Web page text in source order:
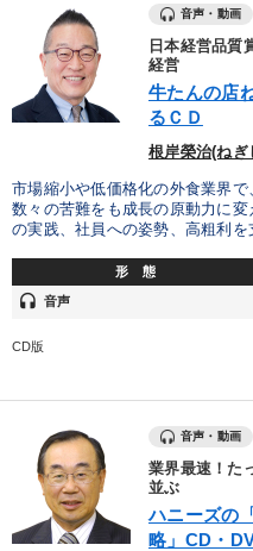
音声・動画
日本経営品質
経営
牛たんの店
るＣＤ
根岸榮治(ねぎ
市場縮小や低価格化の外食業界で
数々の苦難をも成長の原動力に
の実践、社員への姿勢、高粗利
形 態
headset 音声
CD版
音声・動画
業界最速！た
並ぶ
ハニーズの
略」CD・